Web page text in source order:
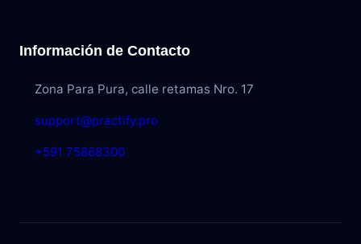
Información de Contacto
Zona Para Pura, calle retamas Nro. 17
support@practify.pro
+591 75868300